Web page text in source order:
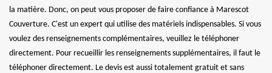
la matière. Donc, on peut vous proposer de faire confiance à Marescot
Couverture. C'est un expert qui utilise des matériels indispensables. Si vous
voulez des renseignements complémentaires, veuillez le téléphoner
directement. Pour recueillir les renseignements supplémentaires, il faut le
téléphoner directement. Le devis est aussi totalement gratuit et sans